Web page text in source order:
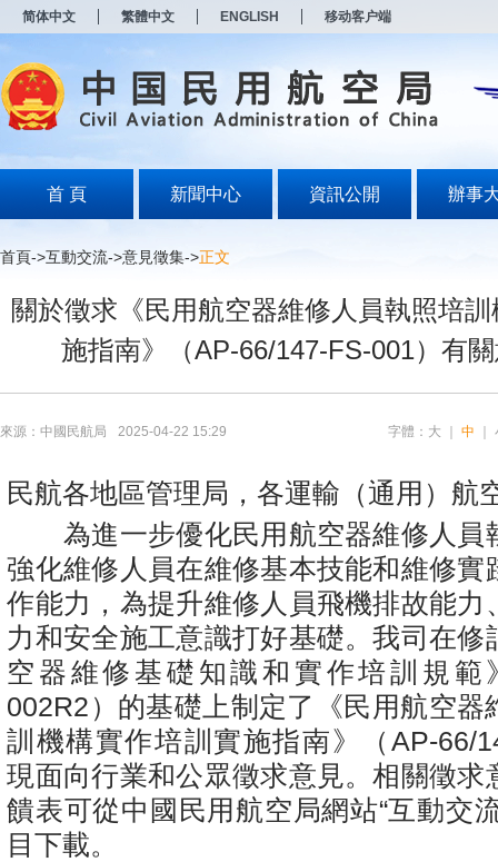
简体中文 繁體中文 ENGLISH 移动客户端
首 頁 新聞中心 資訊公開 辦事
首頁->互動交流->意見徵集->正文
關於徵求《民用航空器維修人員執照培
施指南》（AP-66/147-FS-001）有
來源：中國民航局 2025-04-22 15:29 字體： 大 中
民航各地區管理局，各運輸（通用）航
為進一步優化民用航空器維修人員
強化維修人員在維修基本技能和維修實
作能力，為提升維修人員飛機排故能力
力和安全施工意識打好基礎。我司在修
空器維修基礎知識和實作培訓規範
002R2）的基礎上制定了《民用航空器
訓機構實作培訓實施指南》（AP-66/
現面向行業和公眾徵求意見。相關徵求
饋表可從中國民用航空局網站“互動交
目下載。
打
开
无
障
说
按
Alt
波
浪
盲